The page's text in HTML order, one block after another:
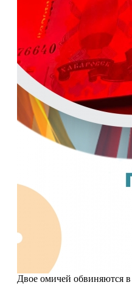
Двое омичей обвиняются